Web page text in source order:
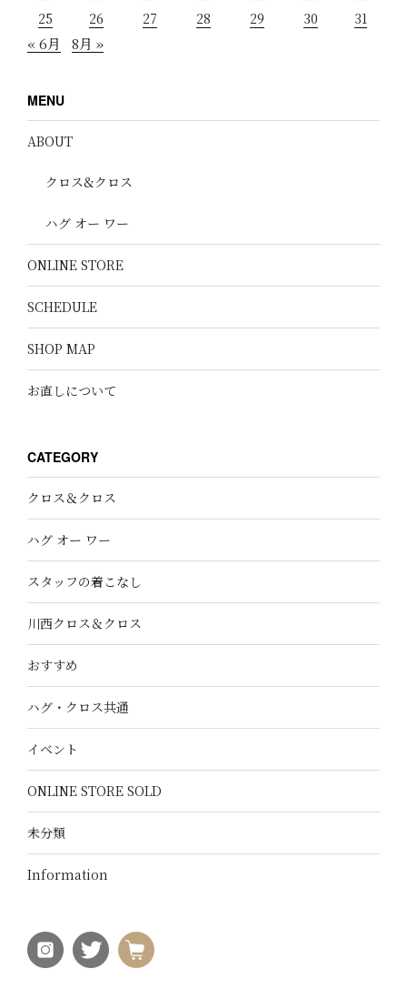
25
26 27 28 29 30 31
« 6月 8月 »
MENU
ABOUT
クロス&クロス
ハグ オー ワー
ONLINE STORE
SCHEDULE
SHOP MAP
お直しについて
CATEGORY
クロス＆クロス
ハグ オー ワー
スタッフの着こなし
川西クロス＆クロス
おすすめ
ハグ・クロス共通
イベント
ONLINE STORE SOLD
未分類
Information